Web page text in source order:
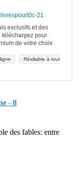
21
exclusifs et des
téléchargez pour
de votre choix
Résiliable à tout
- 8
des fables: entre